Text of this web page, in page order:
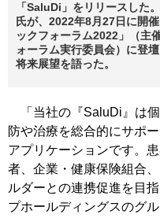
「SaluDi」をリリースした
氏が、2022年8月27日に開
ックフォーラム2022」（主
ォーラム実行委員会）に登
将来展望を語った。
「当社の『SaluDi』は
防や治療を総合的にサポ
アプリケーションです。
者、企業・健康保険組合
ルダーとの連携促進を目
プホールディングスのグ